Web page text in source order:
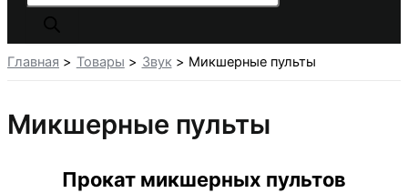
Главная Товары Звук Микшерные пульты
Микшерные пульты
Прокат микшерных пультов